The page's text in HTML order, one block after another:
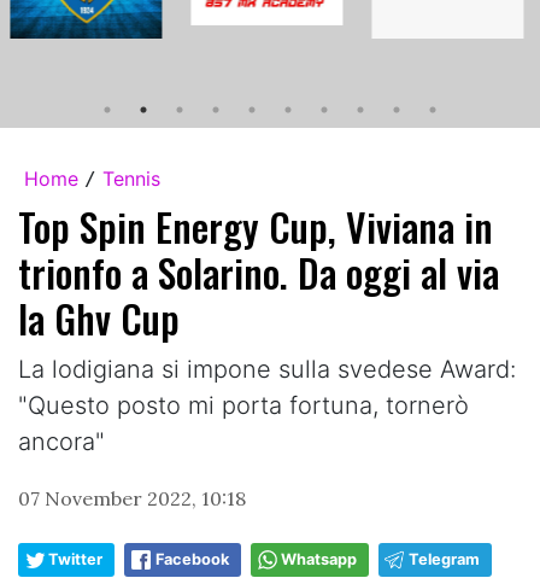
Home / Tennis
Top Spin Energy Cup, Viviana in
trionfo a Solarino. Da oggi al via
la Ghv Cup
La lodigiana si impone sulla svedese Award:
"Questo posto mi porta fortuna, tornerò
ancora"
07 November 2022, 10:18
Twitter Facebook Whatsapp Telegram